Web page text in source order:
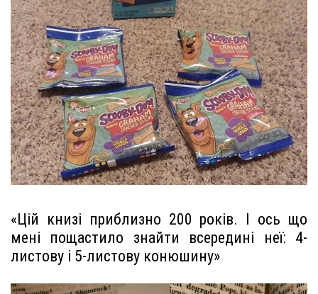
«Цій книзі приблизно 200 років. І ось що
мені пощастило знайти всередині неї: 4-
листову і 5-листову конюшину»